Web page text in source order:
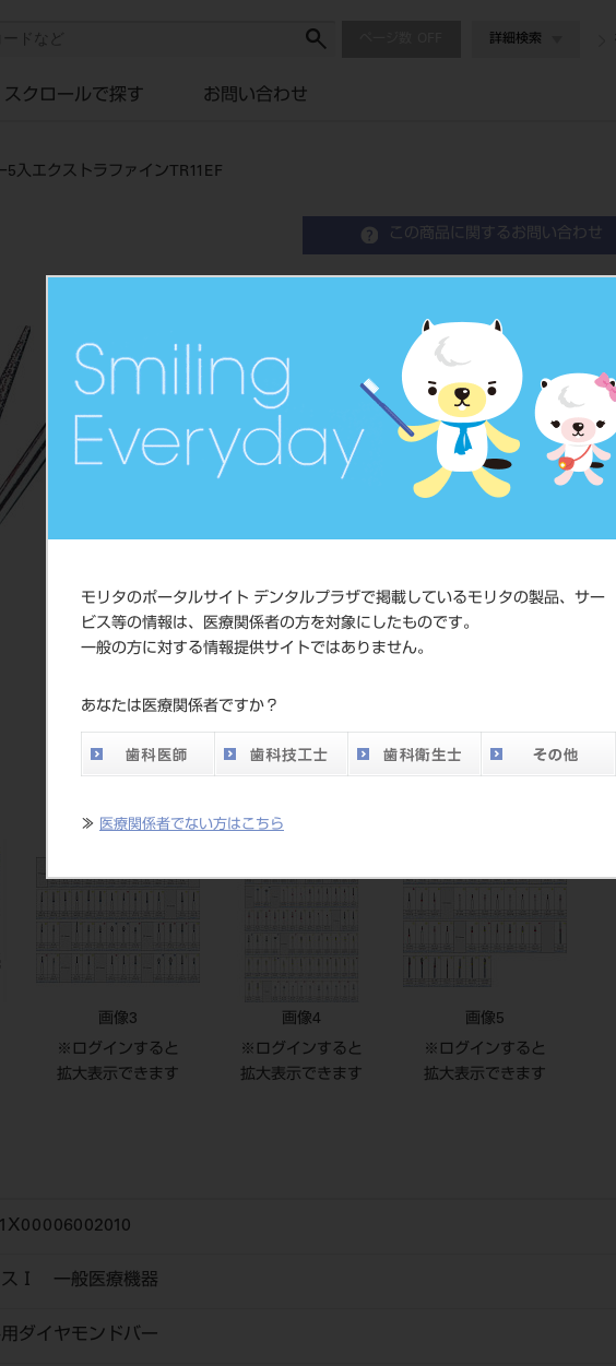
モリタのポータルサイト デンタルプラザで掲載しているモリタの製品、サー
ビス等の情報は、医療関係者の方を対象にしたものです。
一般の方に対する情報提供サイトではありません。
あなたは医療関係者ですか？
≫ 医療関係者でない方はこちら
詳細検索
スクロールで探す お問い合わせ
入エクストラファインTR11EF
この商品に関するお問い合わせ
ダイヤバーFG ブリスター
Fg Diamond Instrument
歯科用ダイヤモンドバー
品目コード
標準価格
ネット会員
DO vol.26 掲載ペー
ジ
776
画像3
※ログインすると
拡大表示できます
画像4
※ログインすると
拡大表示できます
画像5
※ログインすると
拡大表示できます
スⅠ 一般医療機器
用ダイヤモンドバー